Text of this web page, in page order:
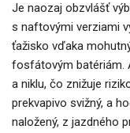
Je naozaj obzvlášť
s naftovými verziami
ťažisko vďaka
fosfátovým batériám.
a niklu, čo znižuje
prekvapivo svižný, a
naložený, z jazdného